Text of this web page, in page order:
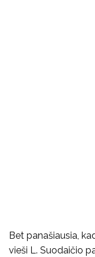
Bet panašiausia,
vieši L. Suodaičio